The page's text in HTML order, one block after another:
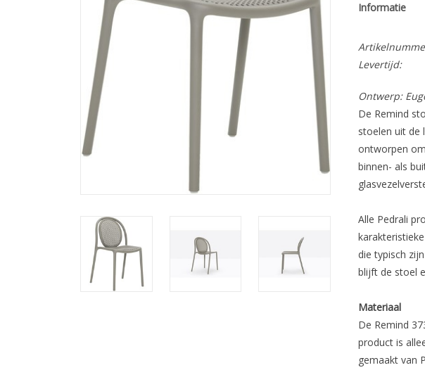
Informatie
Levertijd:
Ontwerp:
De Remind
stoelen uit de
ontworpen
binnen- als
Alle Pedrali
die typisch
blijft de stoel
Materiaal
De Remind
product is
gemaakt van